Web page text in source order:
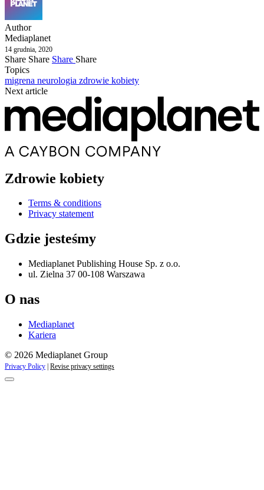
Author
Mediaplanet
14 grudnia, 2020
Share Share Share Share
Topics
migrena neurologia zdrowie kobiety
Next article
Zdrowie kobiety
Terms & conditions
Privacy statement
Gdzie jesteśmy
Mediaplanet Publishing House Sp. z o.o.
ul. Zielna 37 00-108 Warszawa
O nas
Mediaplanet
Kariera
© 2026 Mediaplanet Group
Privacy Policy Revise privacy settings